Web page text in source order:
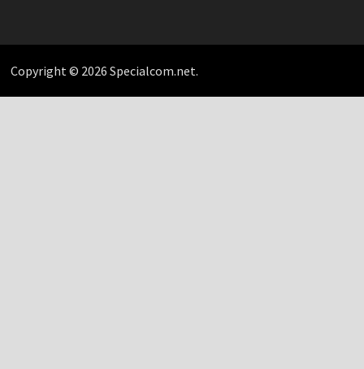
Copyright © 2026 Specialcom.net.